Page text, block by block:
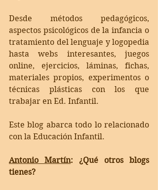
Desde métodos pedagógicos,
aspectos psicológicos de la infancia o
tratamiento del lenguaje y logopedia
hasta webs interesantes, juegos
online, ejercicios, láminas, fichas,
materiales propios, experimentos o
técnicas plásticas con los que
trabajar en Ed. Infantil.
Este blog abarca todo lo relacionado
con la Educación Infantil.
Antonio Martín: ¿Qué otros blogs
tienes?